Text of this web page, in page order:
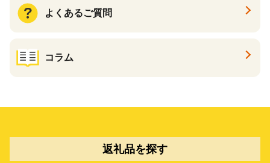
よくあるご質問
コラム
返礼品を探す